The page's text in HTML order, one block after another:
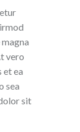
vero
et ea
sea
sit